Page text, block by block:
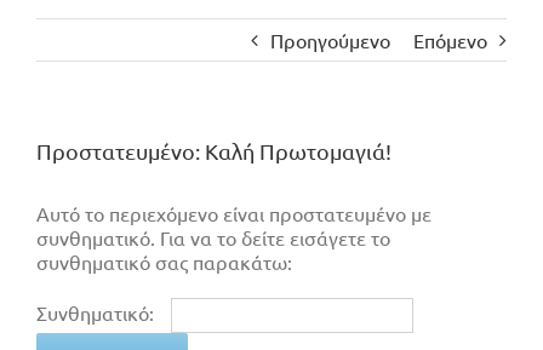
Προηγούμενο Επόμενο
Πρoστατευμένο: Καλή Πρωτομαγιά!
Αυτό το περιεχόμενο είναι προστατευμένο με
συνθηματικό. Για να το δείτε εισάγετε το
συνθηματικό σας παρακάτω:
Συνθηματικό: